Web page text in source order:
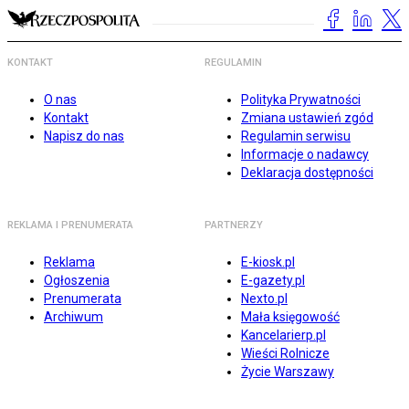
KONTAKT
O nas
Kontakt
Napisz do nas
REGULAMIN
Polityka Prywatności
Zmiana ustawień zgód
Regulamin serwisu
Informacje o nadawcy
Deklaracja dostępności
REKLAMA I PRENUMERATA
Reklama
Ogłoszenia
Prenumerata
Archiwum
PARTNERZY
E-kiosk.pl
E-gazety.pl
Nexto.pl
Mała księgowość
Kancelarierp.pl
Wieści Rolnicze
Życie Warszawy